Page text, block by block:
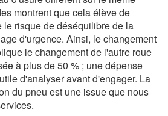
montrent que cela élève de
risque de déséquilibre de la
d'urgence. Ainsi, le changement
le changement de l'autre roue
à plus de 50 % ; une dépense
d'analyser avant d'engager. La
du pneu est une issue que nous